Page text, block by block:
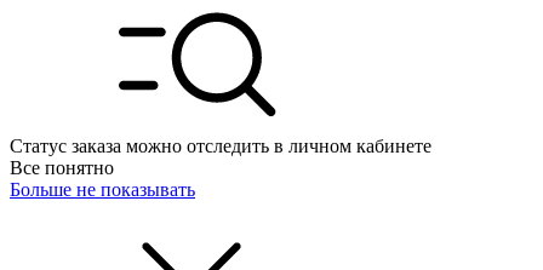
Статус заказа можно отследить в личном кабинете
Все понятно
Больше не показывать